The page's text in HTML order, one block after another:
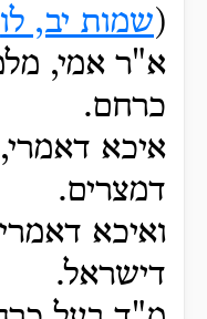
(שמות יב, לו
א"ר אמי,
כרחם.
איכא
דמצרים.
ואיכא
דישראל.